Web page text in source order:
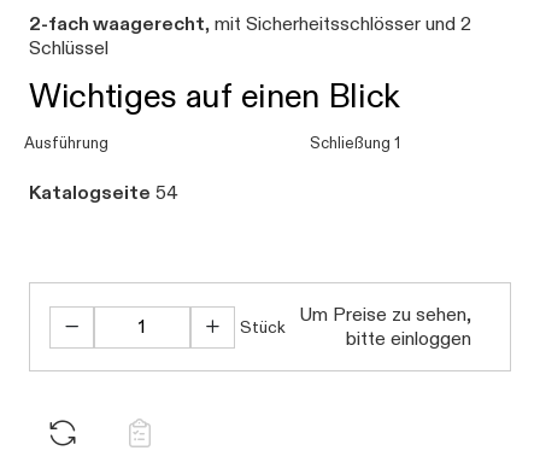
2-fach waagerecht, mit Sicherheitsschlösser und 2
Schlüssel
Wichtiges auf einen Blick
Ausführung Schließung 1
Katalogseite 54
Stück
Um Preise zu sehen,
bitte einloggen